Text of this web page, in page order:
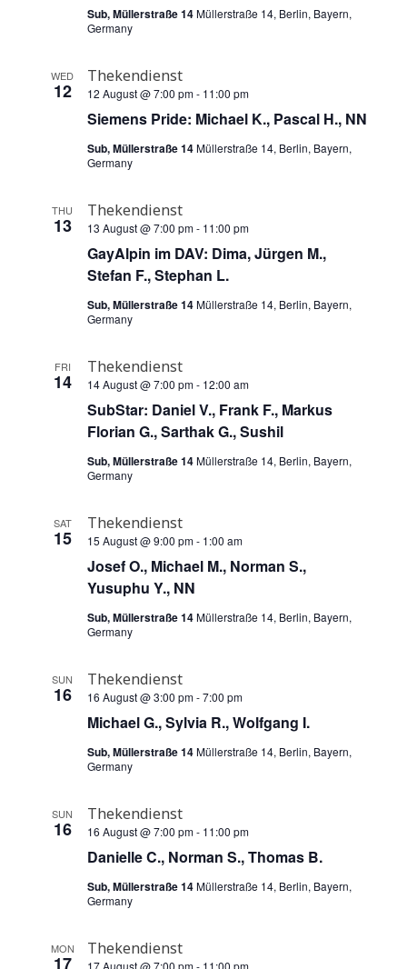
v
i
t
Sub, Müllerstraße 14Müllerstraße 14, Berlin, Bayern,
Germany
WED
12
Thekendienst
Siemens Pride: Michael K., Pascal H., NN
12 August @ 7:00 pm- 11:00 pm
Sub, Müllerstraße 14Müllerstraße 14, Berlin, Bayern,
Germany
THU
13
Thekendienst
GayAlpin im DAV: Dima, Jürgen M.,
Stefan F., Stephan L.
13 August @ 7:00 pm- 11:00 pm
Sub, Müllerstraße 14Müllerstraße 14, Berlin, Bayern,
Germany
FRI
14
Thekendienst
SubStar: Daniel V., Frank F., Markus
Florian G., Sarthak G., Sushil
14 August @ 7:00 pm- 12:00 am
Sub, Müllerstraße 14Müllerstraße 14, Berlin, Bayern,
Germany
SAT
15
Thekendienst
Josef O., Michael M., Norman S.,
Yusuphu Y., NN
15 August @ 9:00 pm- 1:00 am
Sub, Müllerstraße 14Müllerstraße 14, Berlin, Bayern,
Germany
SUN
16
Thekendienst
Michael G., Sylvia R., Wolfgang I.
16 August @ 3:00 pm-7:00 pm
Sub, Müllerstraße 14Müllerstraße 14, Berlin, Bayern,
Germany
SUN
16
Thekendienst
Danielle C., Norman S., Thomas B.
16 August @ 7:00 pm- 11:00 pm
Sub, Müllerstraße 14Müllerstraße 14, Berlin, Bayern,
Germany
MON
17
Thekendienst
17 August @ 7:00 pm- 11:00 pm